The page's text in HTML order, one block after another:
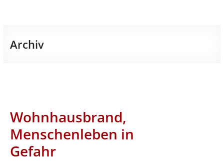
Archiv
Wohnhausbrand,
Menschenleben in
Gefahr